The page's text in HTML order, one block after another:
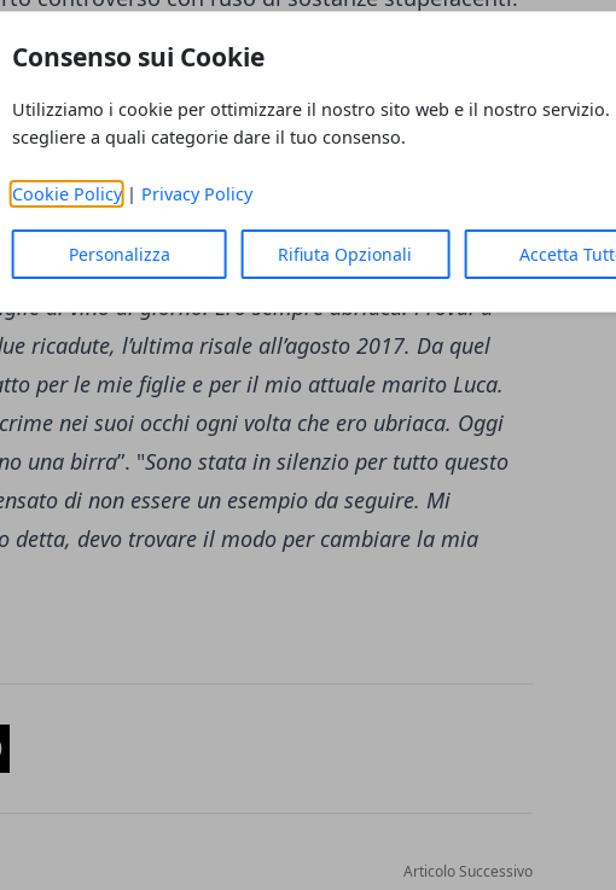
Consenso sui Cookie
Utilizziamo i cookie per ottimizzare il nostro sito web e il nostro servizio.
scegliere a quali categorie dare il tuo consenso.
Cookie Policy| Privacy Policy
Personalizza Rifiuta Opzionali Accetta
stupefacenti a 19 anni
della moda, soprattutto per la solitudine, mi
famiglia. Ne ho abusato per otto anni, tutti i
solo quando ho scoperto di essere incinta di mia
dall’alcol: “L’ho fatto nel periodo in cui mi
del papà delle mie due figlie, dove però non
– ha confessato -.
Decisi di togliere la droga, ma
di vino al giorno. Ero sempre ubriaca. Provai a
ricadute, l’ultima risale all’agosto 2017. Da quel
per le mie figlie e per il mio attuale marito Luca.
nei suoi occhi ogni volta che ero ubriaca. Oggi
una birra”. "Sono stata in silenzio per tutto questo
di non essere un esempio da seguire. Mi
detta, devo trovare il modo per cambiare la mia
Articolo Successivo